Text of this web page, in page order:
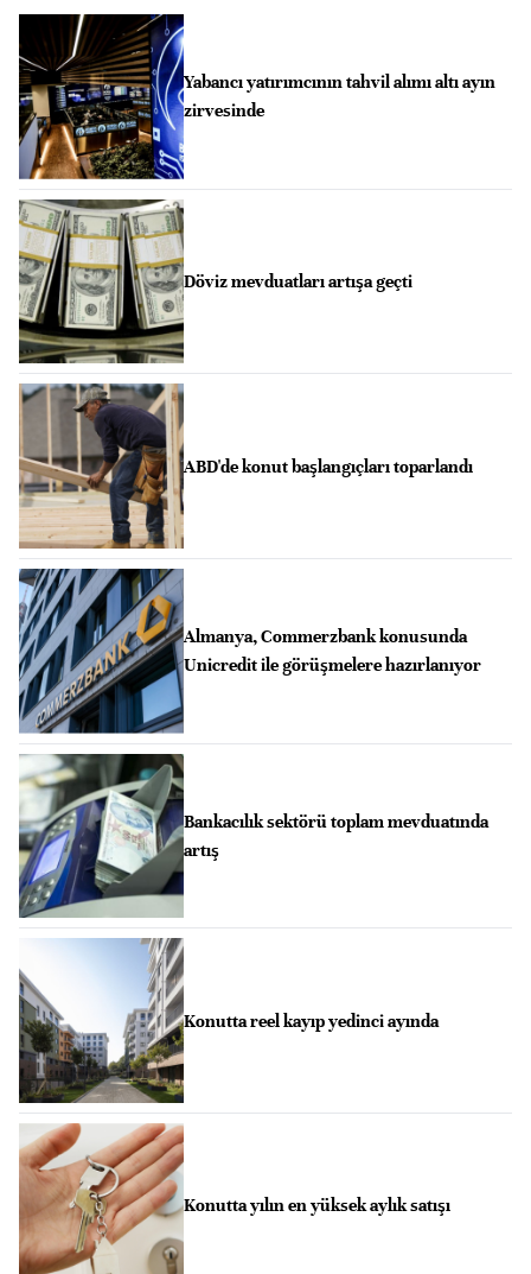
Yabancı yatırımcının tahvil alımı altı ayın
zirvesinde
Döviz mevduatları artışa geçti
ABD'de konut başlangıçları toparlandı
Almanya, Commerzbank konusunda
Unicredit ile görüşmelere hazırlanıyor
Bankacılık sektörü toplam mevduatında
artış
Konutta reel kayıp yedinci ayında
Konutta yılın en yüksek aylık satışı